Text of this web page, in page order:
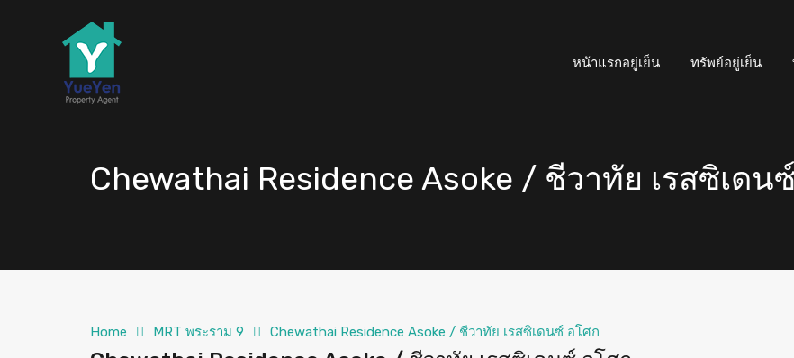
หน้าแรกอยู่เย็น ทรัพย์อยู่เย็น
Chewathai Residence Asoke / ชีวาทัย เรสซิเดน
Home MRT พระราม 9 Chewathai Residence Asoke / ชีวาทัย เรสซิเดนซ์ อโศก